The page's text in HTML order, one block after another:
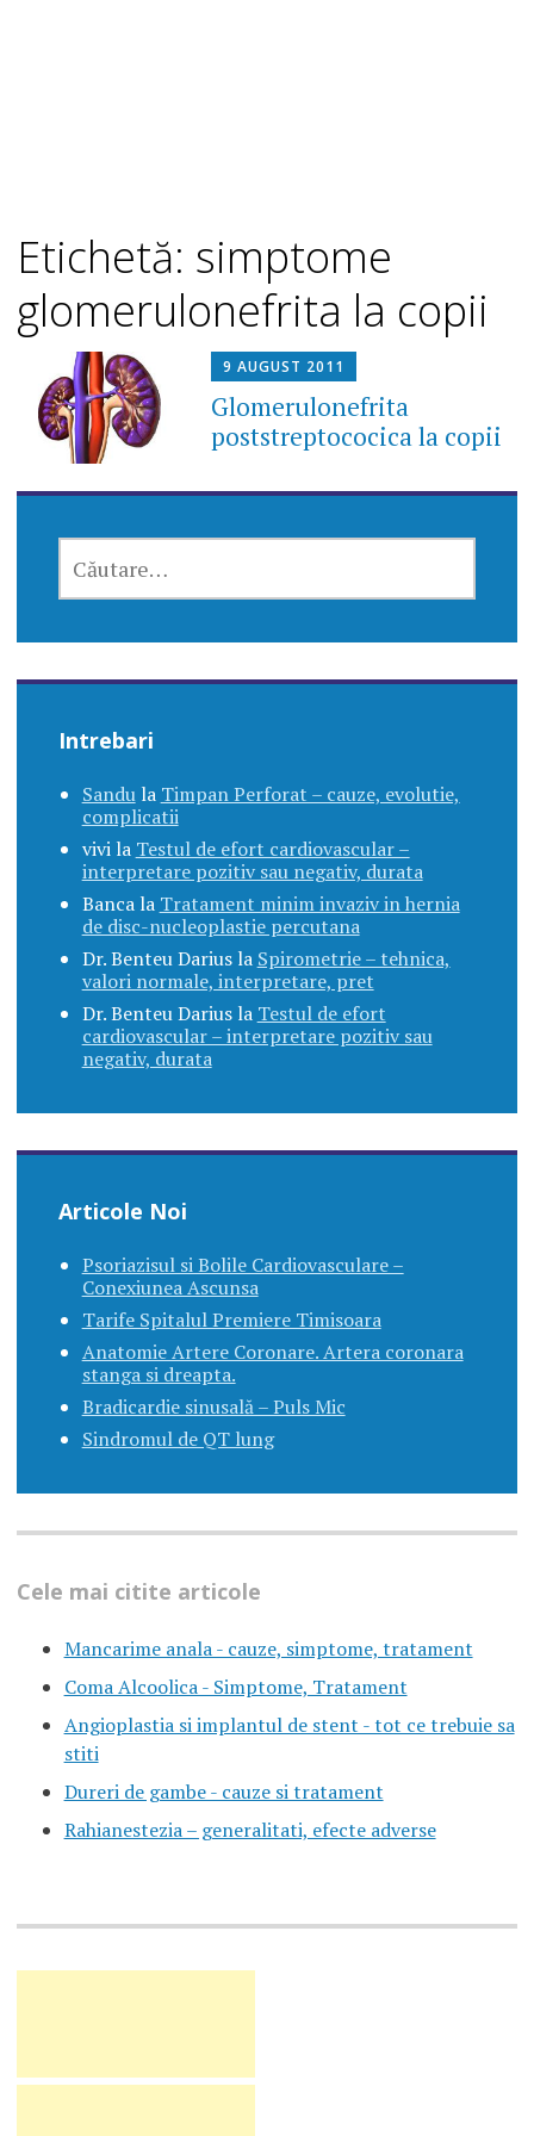
Etichetă: simptome
glomerulonefrita la copii
9 AUGUST 2011
Glomerulonefrita
poststreptococica la copii
DUPĂ:
Intrebari
Sandula Timpan Perforat – cauze, evolutie,
complicatii
vivila Testul de efort cardiovascular –
interpretare pozitiv sau negativ, durata
Bancala Tratament minim invaziv in hernia
de disc-nucleoplastie percutana
Dr. Benteu Dariusla Spirometrie – tehnica,
valori normale, interpretare, pret
Dr. Benteu Dariusla Testul de efort
cardiovascular – interpretare pozitiv sau
negativ, durata
Articole Noi
Psoriazisul si Bolile Cardiovasculare –
Conexiunea Ascunsa
Tarife Spitalul Premiere Timisoara
Anatomie Artere Coronare. Artera coronara
stanga si dreapta.
Bradicardie sinusală – Puls Mic
Sindromul de QT lung
Cele mai citite articole
Mancarime anala - cauze, simptome, tratament
Coma Alcoolica - Simptome, Tratament
Angioplastia si implantul de stent - tot ce trebuie sa
stiti
Dureri de gambe - cauze si tratament
Rahianestezia – generalitati, efecte adverse